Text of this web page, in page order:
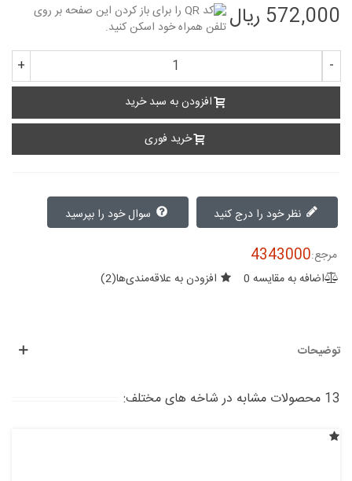
572,000 ریال
-
+
افزودن به سبد خرید
خرید فوری
نظر خود را درج کنید
مرجع:4343000
اضافه به مقایسه 0 افزودن به علاقه‌مندی‌ها(
2
)
توضیحات
13 محصولات مشابه در شاخه های مختلف: